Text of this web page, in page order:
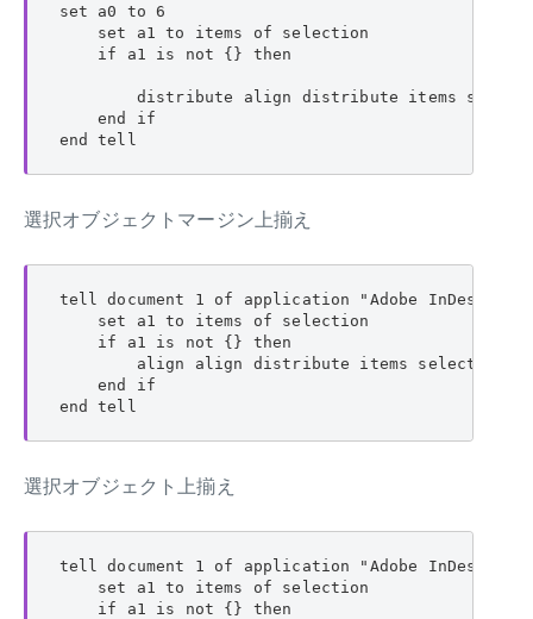
set a0 to 6
    set a1 to items of selection
    if a1 is not {} then
distribute align distribute items
    end if
end tell
選択オブジェクトマージン上揃え
tell document 1 of application "Adobe InDesign
    set a1 to items of selection
    if a1 is not {} then
align align distribute items selection
    end if
end tell
選択オブジェクト上揃え
tell document 1 of application "Adobe InDesign
    set a1 to items of selection
    if a1 is not {} then